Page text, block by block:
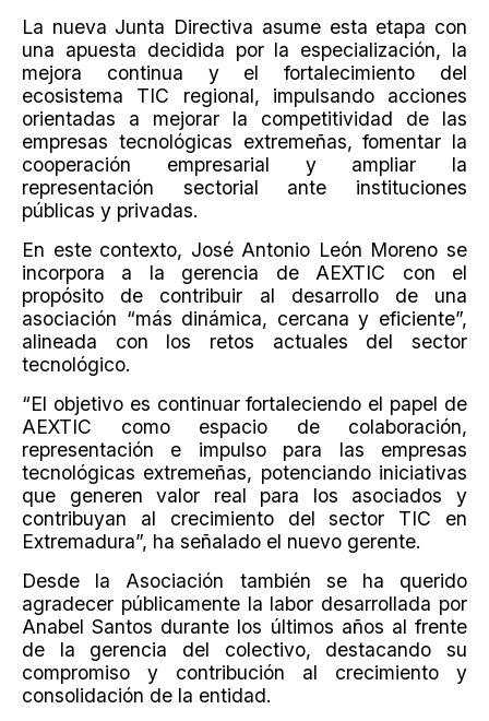
La nueva Junta Directiva asume esta etapa con
una apuesta decidida por la especialización, la
mejora continua y el fortalecimiento del
ecosistema TIC regional, impulsando acciones
orientadas a mejorar la competitividad de las
empresas tecnológicas extremeñas, fomentar la
cooperación empresarial y ampliar la
representación sectorial ante instituciones
públicas y privadas.
En este contexto, José Antonio León Moreno se
incorpora a la gerencia de AEXTIC con el
propósito de contribuir al desarrollo de una
asociación “más dinámica, cercana y eficiente”,
alineada con los retos actuales del sector
tecnológico.
“El objetivo es continuar fortaleciendo el papel de
AEXTIC como espacio de colaboración,
representación e impulso para las empresas
tecnológicas extremeñas, potenciando iniciativas
que generen valor real para los asociados y
contribuyan al crecimiento del sector TIC en
Extremadura”, ha señalado el nuevo gerente.
Desde la Asociación también se ha querido
agradecer públicamente la labor desarrollada por
Anabel Santos durante los últimos años al frente
de la gerencia del colectivo, destacando su
compromiso y contribución al crecimiento y
consolidación de la entidad.